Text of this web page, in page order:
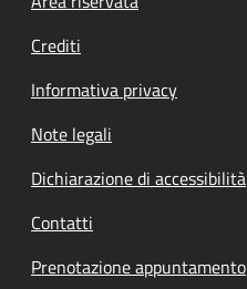
Crediti
Informativa privacy
Note legali
Dichiarazione di accessibilità
Contatti
Prenotazione appuntamento